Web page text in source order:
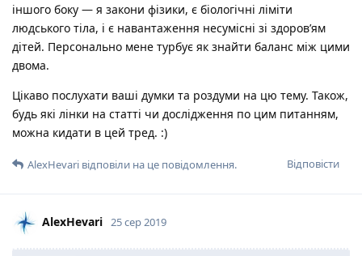
іншого боку — я закони фізики, є біологічні ліміти
людського тіла, і є навантаження несумісні зі здоров’ям
дітей. Персонально мене турбує як знайти баланс між цими
двома.
Цікаво послухати ваші думки та роздуми на цю тему. Також,
будь які лінки на статті чи дослідження по цим питанням,
можна кидати в цей тред. :)
Відповісти
AlexHevari відповіли на це повідомлення.
AlexHevari 25 сер 2019